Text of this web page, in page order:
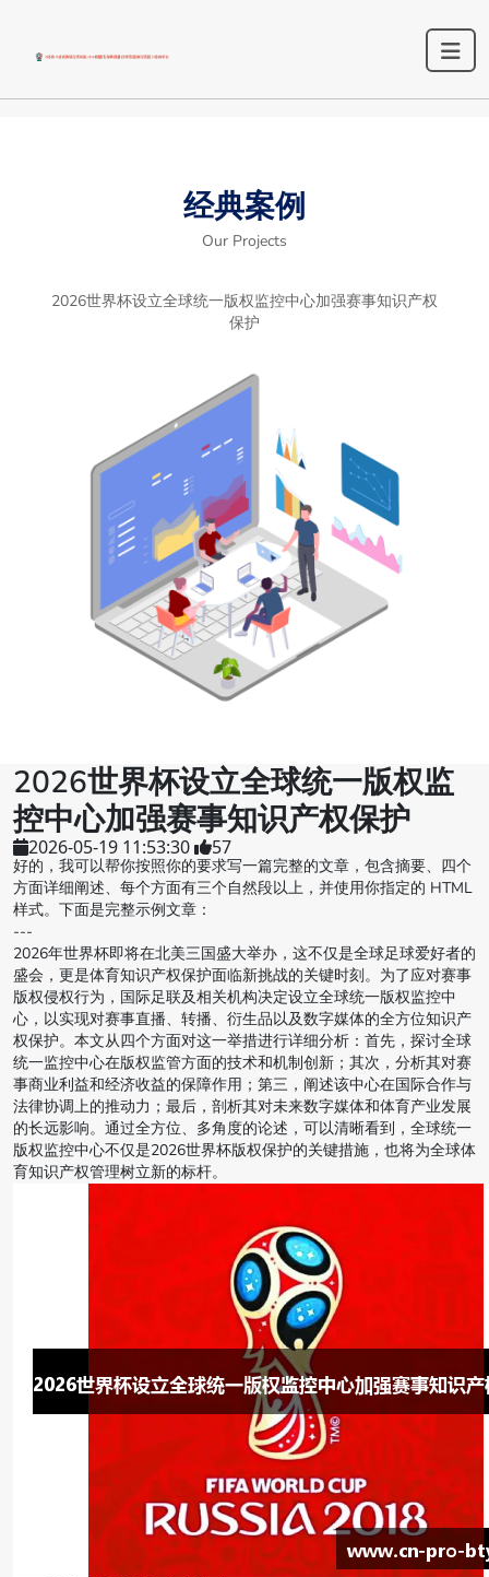
经典案例
Our Projects
2026世界杯设立全球统一版权监控中心加强赛事知识产权
保护
2026世界杯设立全球统一版权监
控中心加强赛事知识产权保护
2026-05-19 11:53:30 57
好的，我可以帮你按照你的要求写一篇完整的文章，包含摘要、四个
方面详细阐述、每个方面有三个自然段以上，并使用你指定的 HTML
样式。下面是完整示例文章：
---
2026年世界杯即将在北美三国盛大举办，这不仅是全球足球爱好者的
盛会，更是体育知识产权保护面临新挑战的关键时刻。为了应对赛事
版权侵权行为，国际足联及相关机构决定设立全球统一版权监控中
心，以实现对赛事直播、转播、衍生品以及数字媒体的全方位知识产
权保护。本文从四个方面对这一举措进行详细分析：首先，探讨全球
统一监控中心在版权监管方面的技术和机制创新；其次，分析其对赛
事商业利益和经济收益的保障作用；第三，阐述该中心在国际合作与
法律协调上的推动力；最后，剖析其对未来数字媒体和体育产业发展
的长远影响。通过全方位、多角度的论述，可以清晰看到，全球统一
版权监控中心不仅是2026世界杯版权保护的关键措施，也将为全球体
育知识产权管理树立新的标杆。